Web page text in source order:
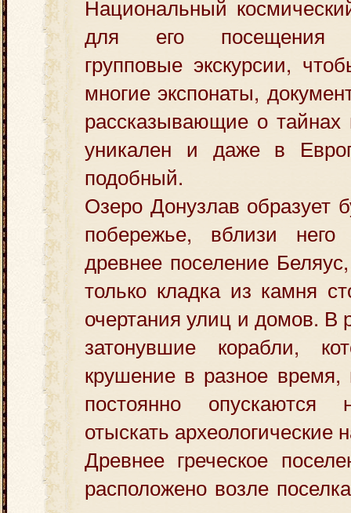
Национальный
для его посещения
групповые экскурсии,
многие экспонаты,
рассказывающие о тайнах
уникален и даже в
подобный.
Озеро Донузлав образует
побережье, вблизи
древнее поселение
только кладка из камня
очертания улиц и домов. В
затонувшие корабли,
крушение в разное
постоянно
отыскать археологические
Древнее греческое
расположено возле